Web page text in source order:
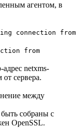
агентом, в
connection from
from
netxms-
сервера.
между
собраны с
OpenSSL.